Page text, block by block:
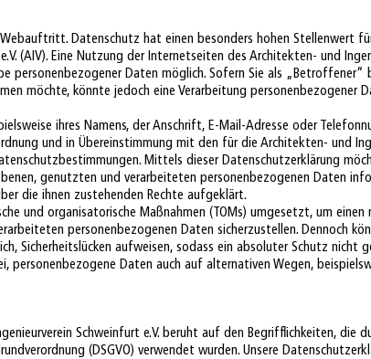
Datenschutz hat einen besonders hohen Stellenwert
(AIV). Eine Nutzung der Internetseiten des Architekten- und
personenbezogener Daten möglich. Sofern Sie als „Betroffener“
möchte, könnte jedoch eine Verarbeitung personenbezogener
ihres Namens, der Anschrift, E-Mail-Adresse oder
und in Übereinstimmung mit den für die Architekten- und
Mittels dieser Datenschutzerklärung
genutzten und verarbeiteten personenbezogenen Daten
die ihnen zustehenden Rechte aufgeklärt.
und organisatorische Maßnahmen (TOMs) umgesetzt, um einen
personenbezogenen Daten sicherzustellen. Dennoch
Sicherheitslücken aufweisen, sodass ein absoluter Schutz nicht
personenbezogene Daten auch auf alternativen Wegen,
Schweinfurt e.V. beruht auf den Begrifflichkeiten, die
(DSGVO) verwendet wurden. Unsere